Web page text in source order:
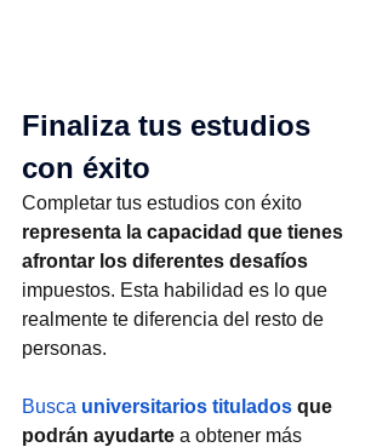
Finaliza tus estudios
con éxito
Completar tus estudios con éxito
representa la capacidad que tienes
afrontar los diferentes desafíos
impuestos. Esta habilidad es lo que
realmente te diferencia del resto de
personas.
Busca universitarios titulados que
podrán ayudarte a obtener más